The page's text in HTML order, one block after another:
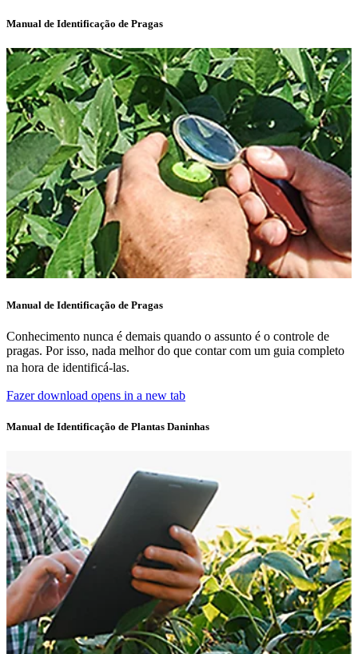
Manual de Identificação de Pragas
Manual de Identificação de Pragas
Conhecimento nunca é demais quando o assunto é o controle de
pragas. Por isso, nada melhor do que contar com um guia completo
na hora de identificá-las.
Fazer download opens in a new tab
Manual de Identificação de Plantas Daninhas